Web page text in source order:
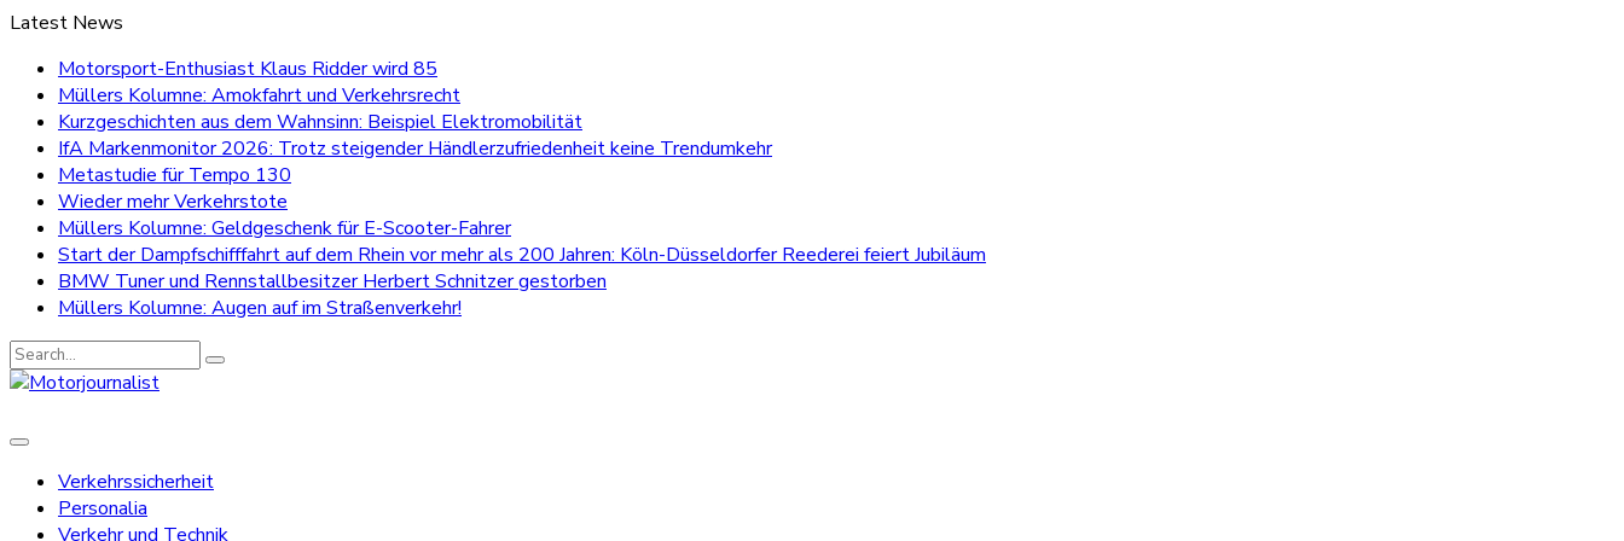
Latest News
Motorsport-Enthusiast Klaus Ridder wird 85
Müllers Kolumne: Amokfahrt und Verkehrsrecht
Kurzgeschichten aus dem Wahnsinn: Beispiel Elektromobilität
IfA Markenmonitor 2026: Trotz steigender Händlerzufriedenheit keine Trendumkehr
Metastudie für Tempo 130
Wieder mehr Verkehrstote
Müllers Kolumne: Geldgeschenk für E-Scooter-Fahrer
Start der Dampfschifffahrt auf dem Rhein vor mehr als 200 Jahren: Köln-Düsseldorfer Reederei feiert Jubiläum
BMW Tuner und Rennstallbesitzer Herbert Schnitzer gestorben
Müllers Kolumne: Augen auf im Straßenverkehr!
Search
for:
Verkehrssicherheit
Personalia
Verkehr und Technik